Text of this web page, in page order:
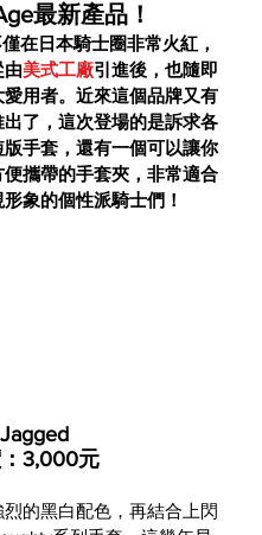
最新產品！
在日本騎士圈非常火紅，
由美式工廠引進後，也隨即
用者。近來這個品牌又有
了，這次登場的是訴求各
手套，還有一個可以讓你
攜帶的手套夾，非常適合
象的個性派騎士們！
3,000元
的黑白配色，再結合上閃